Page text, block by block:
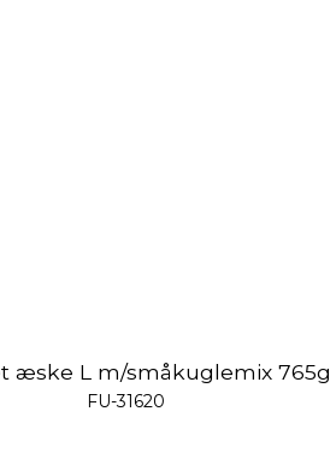
æske L m/småkuglemix 765g
FU-31620